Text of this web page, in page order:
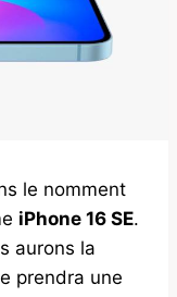
le nomment
iPhone 16 SE.
aurons la
prendra une